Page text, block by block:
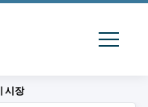
시장